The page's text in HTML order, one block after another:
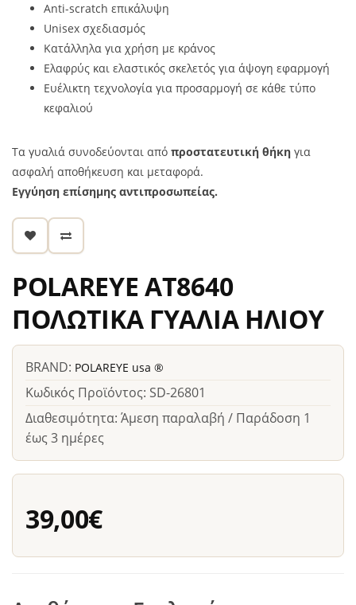
Anti-scratch επικάλυψη
Unisex σχεδιασμός
Κατάλληλα για χρήση με κράνος
Ελαφρύς και ελαστικός σκελετός για άψογη εφαρμογή
Ευέλικτη τεχνολογία για προσαρμογή σε κάθε τύπο
κεφαλιού
Τα γυαλιά συνοδεύονται από προστατευτική θήκη για
ασφαλή αποθήκευση και μεταφορά.
Εγγύηση επίσημης αντιπροσωπείας.
POLAREYE AT8640
ΠΟΛΩΤΙΚΑ ΓΥΑΛΙΑ ΗΛΙΟΥ
BRAND: POLAREYE usa ®
Κωδικός Προϊόντος: SD-26801
Διαθεσιμότητα: Άμεση παραλαβή / Παράδοση 1
έως 3 ημέρες
39,00€